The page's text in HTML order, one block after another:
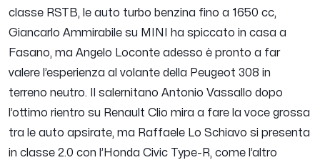
classe RSTB, le auto turbo benzina fino a 1650 cc,
Giancarlo Ammirabile su MINI ha spiccato in casa a
Fasano, ma Angelo Loconte adesso è pronto a far
valere l’esperienza al volante della Peugeot 308 in
terreno neutro. Il salernitano Antonio Vassallo dopo
l’ottimo rientro su Renault Clio mira a fare la voce grossa
tra le auto apsirate, ma Raffaele Lo Schiavo si presenta
in classe 2.0 con l’Honda Civic Type-R, come l’altro